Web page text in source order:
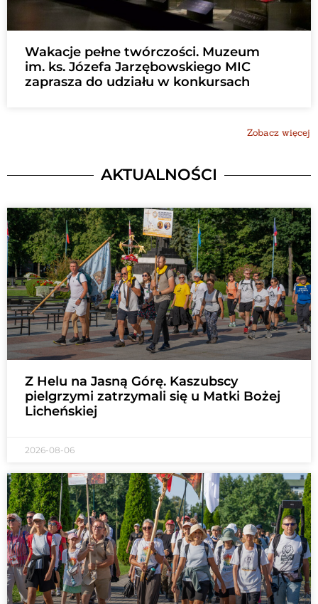
Wakacje pełne twórczości. Muzeum
im. ks. Józefa Jarzębowskiego MIC
zaprasza do udziału w konkursach
Zobacz więcej
AKTUALNOŚCI
Z Helu na Jasną Górę. Kaszubscy
pielgrzymi zatrzymali się u Matki Bożej
Licheńskiej
2026-08-06